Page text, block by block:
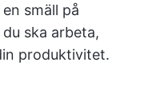
smäll på
ska arbeta,
produktivitet.